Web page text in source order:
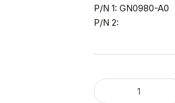
P/N 1: GN0980-A0
P/N 2: